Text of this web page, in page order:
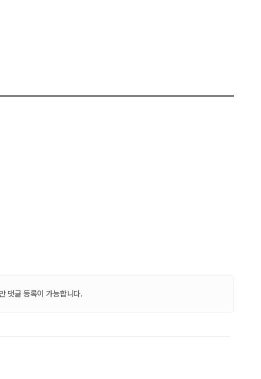
댓글 등록이 가능합니다.